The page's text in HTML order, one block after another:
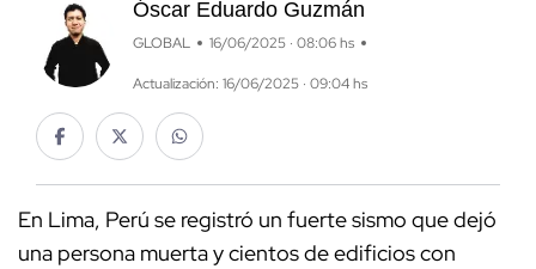
Óscar Eduardo Guzmán
GLOBAL 16/06/2025 · 08:06 hs
Actualización: 16/06/2025 · 09:04 hs
En Lima, Perú se registró un fuerte sismo que dejó
una persona muerta y cientos de edificios con